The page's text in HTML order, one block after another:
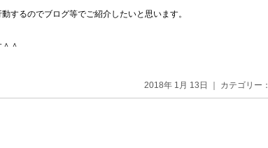
するのでブログ等でご紹介したいと思います。
＾
2018年 1月 13日 ｜ カテゴリー：